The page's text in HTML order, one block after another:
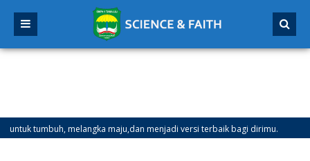
tumbuh, melangka maju,dan menjadi versi terbaik bagi dirimu.